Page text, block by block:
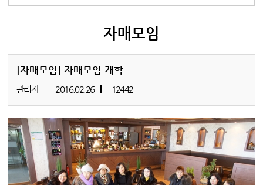
자매모임
[자매모임] 자매모임 개학
관리자 2016.02.26 12442